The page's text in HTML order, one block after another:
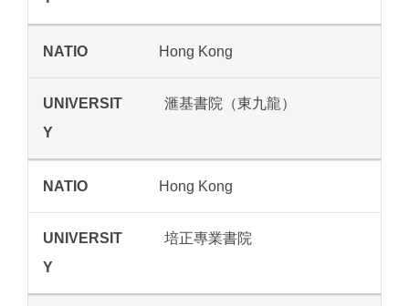
Hong Kong
滙基書院（東九龍）
Hong Kong
培正專業書院